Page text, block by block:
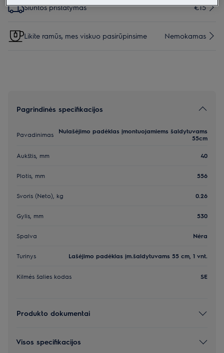
Siuntos pristatymas €15
Likite ramūs, mes viskuo pasirūpinsime Nemokamas
Pagrindinės specifikacijos
Pavadinimas
Nulašėjimo padėklas įmontuojamiems šaldytuvams
55cm
Aukštis, mm 40
Plotis, mm 556
Svoris (Neto), kg 0.26
Gylis, mm 530
Spalva Nėra
Turinys Lašėjimo padėklas įm.šaldytuvams 55 cm, 1 vnt.
Kilmės šalies kodas SE
Produkto dokumentai
Visos specifikacijos